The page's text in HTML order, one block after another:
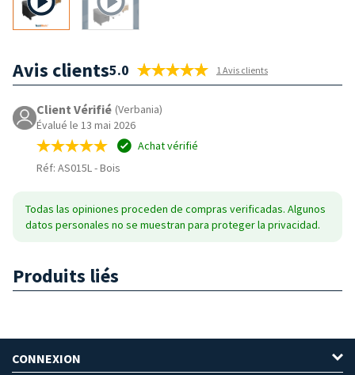
Avis clients5.0 1 Avis clients
Client Vérifié (Verbania)
Évalué le 13 mai 2026
Achat vérifié
Réf: AS015L-Bois
Todas las opiniones proceden de compras verificadas. Algunos
datos personales no se muestran para proteger la privacidad.
Produits liés
CONNEXION